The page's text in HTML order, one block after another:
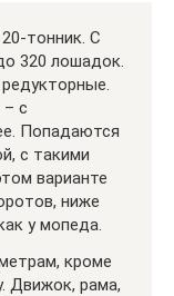
тонник. С
320 лошадок.
с
Попадаются
с такими
варианте
ниже
у мопеда.
кроме
Движок, рама,